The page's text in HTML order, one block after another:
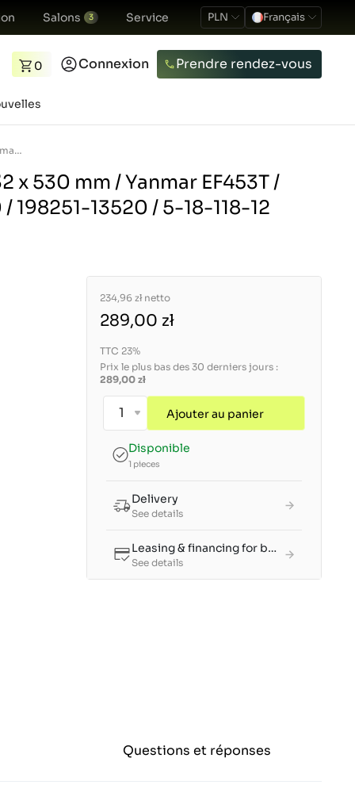
Salons 3 Service PLN Français
0 Connexion Prendre rendez-vous
Arbre 15T/15T / Ø32 x 530 mm / Yanmar EF453T / Cub Cadet EX450 / 198251-13520 / 5-18-118-12
x 530 mm / Yanmar EF453T /
198251-13520 / 5-18-118-12
234,96 zł netto
289,00 zł
TTC 23%
Prix le plus bas des 30 derniers jours :
289,00 zł
Ajouter au panier
Disponible
1 pieces
Delivery
See details
Leasing & financing for businesses
See details
Questions et réponses